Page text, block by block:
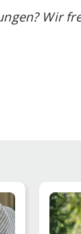
Wir